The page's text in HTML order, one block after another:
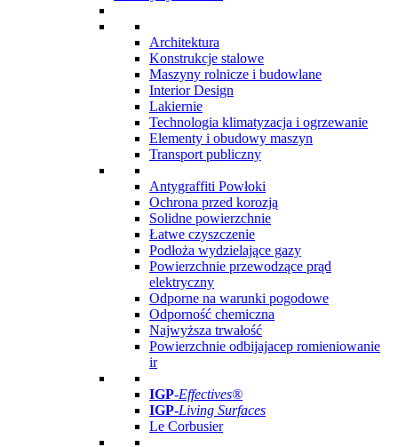
Architektura
Konstrukcje stalowe
Maszyny rolnicze i budowlane
Interior Design
Lakiernie
Technologia klimatyzacja i ogrzewanie
Elementy i obudowy maszyn
Transport publiczny
Antygraffiti Powłoki
Ochrona przed korozją
Solidne powierzchnie
Łatwe czyszczenie
Podłoża wydzielające gazy
Powierzchnie przewodzące prąd
elektryczny
Odporne na warunki pogodowe
Odporność chemiczna
Najwyższa trwałość
Powierzchnie odbijajacep romieniowanie
ir
IGP-Effectives®
IGP-Living Surfaces
Le Corbusier